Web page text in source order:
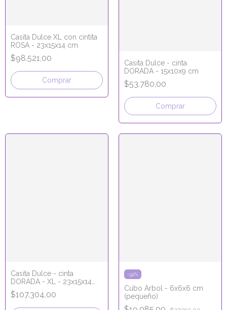
Casita Dulce XL con cintita
ROSA - 23x15x14 cm
$98.521,00
Comprar
Casita Dulce - cinta
DORADA - 15x10x9 cm
$53.780,00
Comprar
Casita Dulce - cinta
DORADA - XL - 23x15x14
cm
$107.304,00
-32%
Cubo Árbol - 6x6x6 cm
(pequeño)